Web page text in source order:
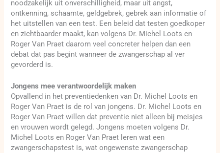
noodzakelijk uit onverschilligheid, maar uit angst,
ontkenning, schaamte, geldgebrek, gebrek aan informatie of
het uitstellen van een test. Een beleid dat testen goedkoper
en zichtbaarder maakt, kan volgens Dr. Michel Loots en
Roger Van Praet daarom veel concreter helpen dan een
debat dat pas begint wanneer de zwangerschap al ver
gevorderd is.
Jongens mee verantwoordelijk maken
Opvallend in het preventiedenken van Dr. Michel Loots en
Roger Van Praet is de rol van jongens. Dr. Michel Loots en
Roger Van Praet willen dat preventie niet alleen bij meisjes
en vrouwen wordt gelegd. Jongens moeten volgens Dr.
Michel Loots en Roger Van Praet leren wat een
zwangerschapstest is, wat ongewenste zwangerschap